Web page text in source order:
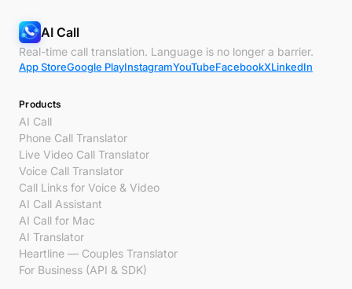
AI Call
Real-time call translation. Language is no longer a barrier.
App StoreGoogle PlayInstagramYouTubeFacebookXLinkedIn
Products
AI Call
Phone Call Translator
Live Video Call Translator
Voice Call Translator
Call Links for Voice & Video
AI Call Assistant
AI Call for Mac
AI Translator
Heartline — Couples Translator
For Business (API & SDK)